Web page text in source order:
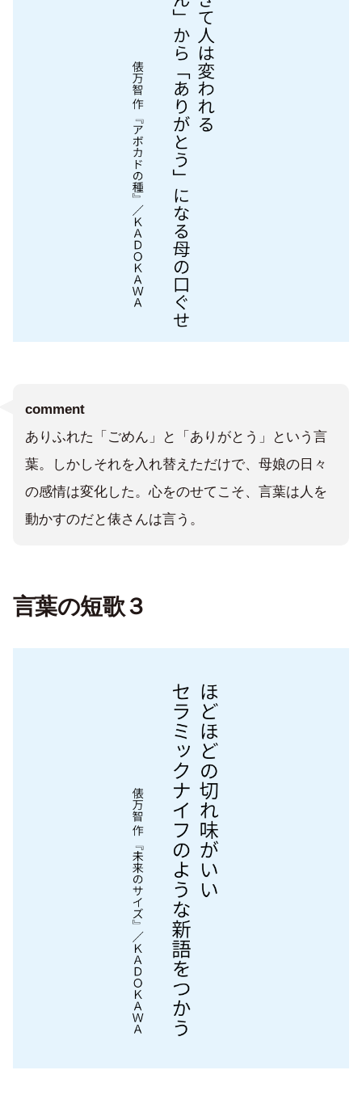
comment
ありふれた「ごめん」と「ありがとう」という言
葉。しかしそれを入れ替えただけで、母娘の日々
の感情は変化した。心をのせてこそ、言葉は人を
動かすのだと俵さんは言う。
言葉の短歌３